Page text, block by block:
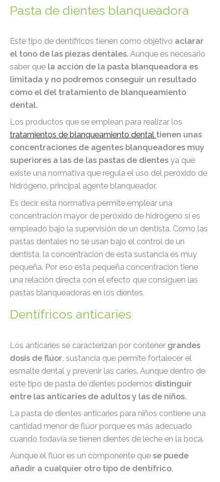
Pasta de dientes blanqueadora
Este tipo de dentífricos tienen como objetivo aclarar
el tono de las piezas dentales. Aunque es necesario
saber que la acción de la pasta blanqueadora es
limitada y no podremos conseguir un resultado
como el del tratamiento de blanqueamiento
dental.
Los productos que se emplean para realizar los
tratamientos de blanqueamiento dental tienen unas
concentraciones de agentes blanqueadores muy
superiores a las de las pastas de dientes ya que
existe una normativa que regula el uso del peróxido de
hidrógeno, principal agente blanqueador.
Es decir, esta normativa permite emplear una
concentración mayor de peróxido de hidrógeno si es
empleado bajo la supervisión de un dentista. Como las
pastas dentales no se usan bajo el control de un
dentista, la concentración de esta sustancia es muy
pequeña. Por eso esta pequeña concentración tiene
una relación directa con el efecto que consiguen las
pastas blanqueadoras en los dientes.
Dentífricos anticaries
Los anticaries se caracterizan por contener grandes
dosis de flúor , sustancia que permite fortalecer el
esmalte dental y prevenir las caries. Aunque dentro de
este tipo de pasta de dientes podemos distinguir
entre las anticaries de adultos y las de niños.
La pasta de dientes anticaries para niños contiene una
cantidad menor de flúor porque es más adecuado
cuando todavía se tienen dientes de leche en la boca.
Aunque el flúor es un componente que se puede
añadir a cualquier otro tipo de dentífrico.